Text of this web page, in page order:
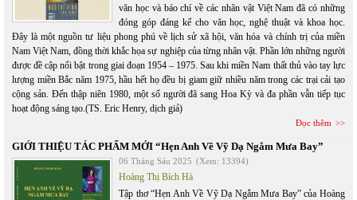
văn học và báo chí về các nhân vật Việt Nam đã có những
đóng góp đáng kể cho văn học, nghệ thuật và khoa học.
Đây là một nguồn tư liệu phong phú về lịch sử xã hội, văn hóa và chính trị của miền
Nam Việt Nam, đồng thời khắc họa sự nghiệp của từng nhân vật. Phần lớn những người
được đề cập nổi bật trong giai đoạn 1954 – 1975. Sau khi miền Nam thất thủ vào tay lực
lượng miền Bắc năm 1975, hầu hết họ đều bị giam giữ nhiều năm trong các trại cải tạo
cộng sản. Đến thập niên 1980, một số người đã sang Hoa Kỳ và đa phần vẫn tiếp tục
hoạt động sáng tạo.(TS. Eric Henry, dịch giả)
Đọc thêm
GIỚI THIỆU TÁC PHẨM MỚI “Hẹn Anh Về Vỹ Dạ Ngắm Mưa Bay”
06 Tháng Sáu 2025 (Xem: 13394)
Hoàng Thị Bích Hà
Tập thơ “Hẹn Anh Về Vỹ Dạ Ngắm Mưa Bay” của Hoàng